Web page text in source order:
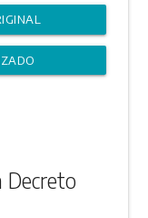
Decreto